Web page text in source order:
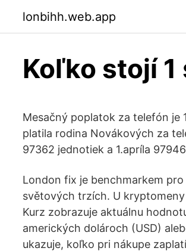
lonbihh.web.app
Koľko stojí
Mesačný poplatok za telefón je
platila rodina Novákových za
97362 jednotiek a 1.apríla
London fix je benchmarkem
světových trzích. U
Kurz zobrazuje aktuálnu
amerických dolároch (USD)
ukazuje, koľko pri nákupe